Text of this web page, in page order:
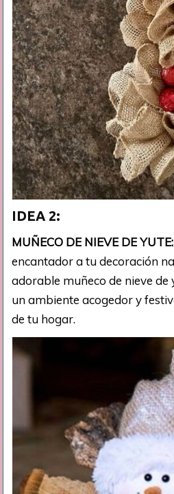
IDEA 2:
MUÑECO DE NIEVE DE YUTE:
encantador a tu decoración
adorable muñeco de nieve de
un ambiente acogedor y
de tu hogar.